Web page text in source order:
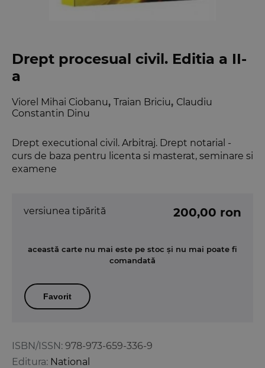
Drept procesual civil. Editia a II-
a
Drept executional civil. Arbitraj. Drept notarial -
curs de baza pentru licenta si masterat, seminare si
examene
Viorel Mihai Ciobanu, Traian Briciu, Claudiu
Constantin Dinu
ISBN/ISSN: 978-973-659-336-9
Editura: National
versiunea tipărită 200,00 ron
această carte nu mai este pe stoc și nu mai poate fi
comandată
Favorit